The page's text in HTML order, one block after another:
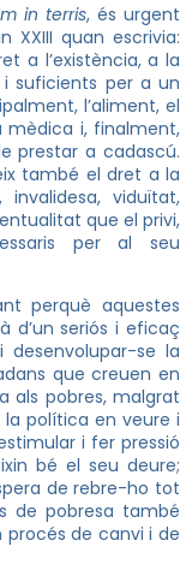
in terris, és urgent
XXIII quan escrivia:
a l’existència, a la
suficients per a un
l’aliment, el
mèdica i, finalment,
prestar a cadascú.
també el dret a la
viduïtat,
que el privi,
per al seu
perquè aquestes
d’un seriós i eficaç
se la
que creuen en
als pobres, malgrat
política en veure i
i fer pressió
bé el seu deure;
de rebre-ho tot
de pobresa també
de canvi i de